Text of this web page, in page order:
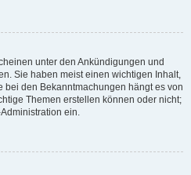
unter den Ankündigungen und
Sie haben meist einen wichtigen Inhalt,
bei den Bekanntmachungen hängt es von
Themen erstellen können oder nicht;
ein.